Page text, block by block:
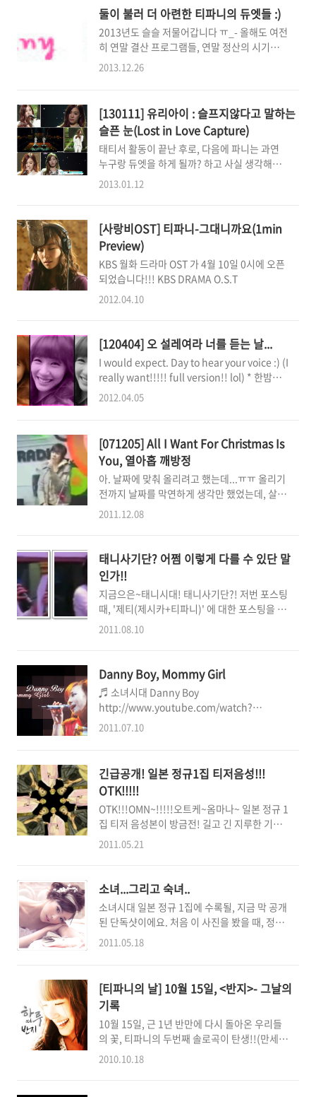
티서 팬미팅 때, 그 근처에 해외스케줄도 너무
빡빡하고 시간도 많지않아 연습을 많이 못해봤
다면서 그래도 사실 이 무대가 가장 메인이었..
파니'하면 핑크.란 공식은 마치 싸인코싸인탄젠
트 만큼이나 확고한 것 같고(웃음)몇번인가, 팀
티 포스팅을 통해 추천곡을 선곡하기도 하고, 핑
크에 죽고못사는 파니를 묘사한 적도 많지만,엉
뚱하고 뜬금없는 포스팅하기 좋아하는 팀티는,
야! 라는 생각을.그래서 모아봤습니다. 분홍색,
핑크색이 뭍어나는 음악을. 여기 아홉곡의 노래
가 있습니다. 경쾌한 노래, 연주곡, 발라드곡..
여러 장르가 섞여있고..
둘이 불러 더 아련한 티파니의 듀엣들 :)
2013년도 슬슬 저물어갑니다 ㅠ_- 올해도 여전
히 연말 결산 프로그램들, 연말 정산의 시기가
돌아왔는데요, 그래서 팀티에서도 준비해본 연
공식 활동을 크게 안했던 한해라 그런지 결정적
인 무대는 많지 않았지만, 그 와중에도 우리 황
보컬님에게는 나름대로 뜻깊은 무대가 꽤 있었
답니다!! 아무리 깨알같은 예능을 하고 광고를
찍고 화보를 찍고 하더라도, 우리 파니는 멋진
무대 위에서 빛나는 보컬! 여기, 네 곡의 무대가
년엔 과연 또 어떤 멋진 무대가 있을지 상상도
해보시고 말이에요. 티파니의 듀엣 무대, 지금
바로 보고 가실게요..
2013.12.26
[130111] 유리아이 : 슬프지않다고 말하는
슬픈 눈(Lost in Love Capture)
태티서 활동이 끝난 후로, 다음에 파니는 과연
누구랑 듀엣을 하게 될까? 하고 사실 생각해봤
던 적이 있었어요. 그동안 태연이랑도 했고 시카
뿐인데...과연 둘 중에 누군가와 듀엣을 할 수 있
을까? 라고 막연하게 생각했었는데, 결론은 태
연이였군요^-^ 레이디 마말레이드로
2011~2012 무대를 뜨겁게 달아오르게 한 둘이
지만, 사실 듀엣을 또 하리라곤 상상하지 못했어
요...게다가 정규앨범 수록이라니(!).....어머
만...ㅎㅎ 2011/08/10 - 태니사기단? 어쩜 이렇
게 다를 수 있단 말인가!! 이 게시물에서 ..
2013.01.12
[사랑비OST] 티파니-그대니까요(1min
Preview)
KBS 월화 드라마 OST 가 4월 10일 0시에 오픈
되었습니다!!! KBS DRAMA O.S.T
2012.04.10
[120404] 오 설레여라 너를 듣는 날...
I would expect. Day to hear your voice :) (I
really want!!!!! full version!! lol) * 한밤중
의 뜬금없는 앓이(웃음) [티파니의 날] 3월26
11월 15일만 중요한게 아닙니다. 3월 26일과,
10월 15일. 이 두 날도 기억하셔야해요^^
August 1, August 5, and November 15 is
very important day for us. However,
March 26 and Oct. 15. You're going to
have to remember these two days ^ ^ 바
2012.04.05
[071205] All I Want For Christmas Is
You, 열아홉 깨방정
아. 날짜에 맞춰 올리려고 했는데...ㅠㅠ 올리기
전까지 날짜를 막연하게 생각만 했었는데, 살짝
늦었네요>ㅅ< 이게 다 팬싸 때문이다.........
듣고 갑자기(!) 생각이 났네요 :) 아...그게 마침
이맘때였는데.....하고..^ㅅ^ 4년전이에요 그러
고보니까. 무려 4년전의 황베이비 ^_< 웃흥 저
는 이 방송을 그때 마침 생방송으로 듣고 있었는
데, 데뷔한지도 꽤(?) 됐고, 막 소소가백 시작한
때였던 때라 파니의 깨방정이 막 발동 단단히 걸
성을 충만하게(웃음) 보여주고 있던... 이 영상
의 제목은 [새벽 한시에 깨방정 ..
2011.12.08
태니사기단? 어쩜 이렇게 다를 수 있단 말
인가!!
지금으은~태니시대! 태니사기단?! 저번 포스팅
때, '제티(제시카+티파니)' 에 대한 포스팅을 썼
었는데... 에...바로 요거죠? 잇힝 [2010/02/11
또다른 듀엣~ "태니(태연+티파니)" 시간입니
다 :) 사실 그동안 역사를 뒤돌아볼 때 제티가 가
장 많은 듀엣송을 부르긴 했습니다만, 태니 듀엣
은 많지는 않아도 뭔가 제티와는 또 다른 특유의
확고한 위치에 놓여있는 것 같아요. 파니가 중저
자리를 채워주죠. 파니와 정반대의 음역인 고음
을 내는 시카와의 듀엣과는 색다른 채움(?)의 느
낌이 있어서 그런지 저는 왠지 태니..
2011.08.10
Danny Boy, Mommy Girl
♬ 소녀시대 Danny Boy
http://www.youtube.com/watch?
v=7CZwNiQaqUk 이 노래의 원곡은 아일랜드
부른 것이 Frederic E. Weatherly가 붙인 게
가장 정석이라고 합니다. 그리고 멜로디를 잘 들
어보시면 "어라?" 하실텐데, 오히려 이 곡을 차
용하여 만든 시크릿가든의 "You raise me
up"이 더 잘 알려진 노래이기도 하구요. 하지만
닮은듯 다른듯 묘하게 또 다른 느낌의 곡입니다.
고 잔잔하게 그냥 내 주변 얘기를 담담하게 전하
듯 풀어나가는 그런 느낌입니다. ♬ 제시카 -
박..
2011.07.10
긴급공개! 일본 정규1집 티저음성!!!
OTK!!!!!
OTK!!!OMN~!!!!!오트케~옴마나~ 일본 정규 1
집 티저 음성본이 방금전! 길고 긴 지루한 기다
림 끝에 공개되었습니다! Gee, 런데런, 택시, 소
근두근했어요 :) UFO라디오로 듣던 지지직거
리는 음성 대신 유튭여신님의 음성으로 정갈하
게 듣는 느낌도 좋구 일렉트로닉한 영상과, 빠른
비트의 음악들, 그 안에서 샘솟는 소녀들의 목소
리도 다 좋네요. 전반적으론 런데런이나 택시같
모르겠지만 시카의 멋드러진 애드립도 기대됩
미영 XD 아니 근데 아좌싀의 택씌~ 음성은 보너
스인가요?ㅋㅋ 완전 다급한 느낌?ㅋㅋㅋ 훗! 은
뭔가..
2011.05.21
소녀...그리고 숙녀..
소녀시대 일본 정규 1집에 수록될, 지금 막 공개
된 단독샷이에요. 처음 이 사진을 봤을 때, 정말
헉(!) 소리가 나왔어요. 어깨를 드러내고 뭐 쇄
마냥 막내일 것만 같고, 마냥 개구쟁이일것만 같
고 마냥, 어리광 피우면서 쨍쨍대던 목소리를 내
는 아이는 더이상 없네요. 스물 셋. 평범한 스물
셋의 여대생이라면 슬슬 사회를 알아갈 나이. 슬
슬, 사회 속으로 스며들어갈 '성인'이 될 나이.
아이는, 조금 일찍 사회를 알게 된 '덕분에' 남들
2011.05.18
[티파니의 날] 10월 15일, <반지>- 그날의
기록
10월 15일, 근 1년 반만에 다시 돌아온 우리들
의 꽃, 티파니의 두번째 솔로곡이 탄생!!(만세삼
창)한국홍보드라마 '하루' 의 ost 중 윤호♡다
2010.10.18